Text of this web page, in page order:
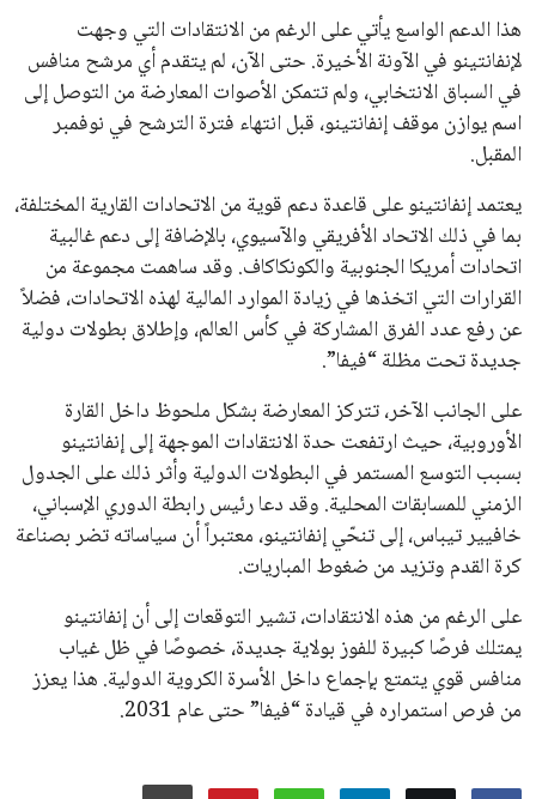
القائمة البريدية
انضم إلى قائمة المشتركين لدينا لتحصل على أحدث الأخبار، التحديثات
والعروض الخاصة مباشرة في صندوق بريدك
اشتراك
جميع الحقوق محفوظة لموقعنا ايوا مصر